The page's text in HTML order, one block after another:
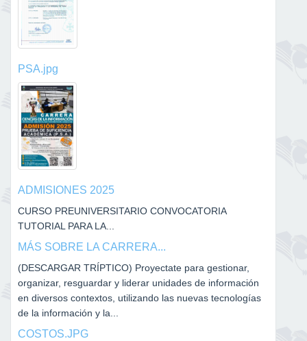
PSA.jpg
ADMISIONES 2025
CURSO PREUNIVERSITARIO CONVOCATORIA
TUTORIAL PARA LA...
MÁS SOBRE LA CARRERA...
(DESCARGAR TRÍPTICO) Proyectate para gestionar,
organizar, resguardar y liderar unidades de información
en diversos contextos, utilizando las nuevas tecnologías
de la información y la...
COSTOS.JPG